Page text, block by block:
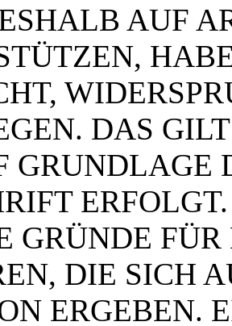
AUF
DAS
GRUNDLAGE
GRÜNDE
DIE SICH
ERGEBEN.